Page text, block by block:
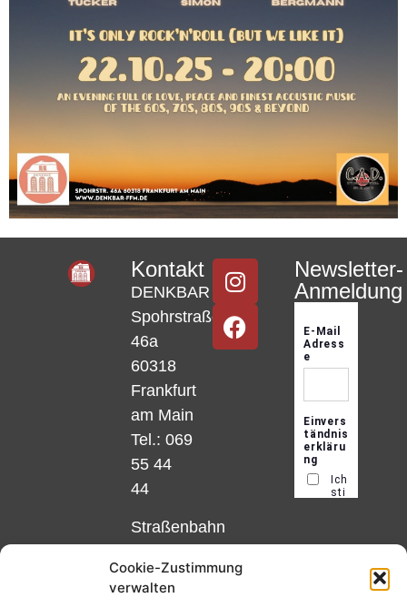
Cookie-Zustimmung
verwalten
Kontakt
DENKBAR
Spohrstraße
46a
60318
Frankfurt
am Main
Tel.: 069
55 44
44
Straßenbahn
und 12,
Newsletter-
Anmeldung